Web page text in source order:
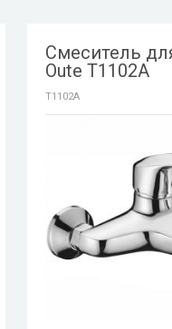
Смеситель
Oute T1102A
T1102A